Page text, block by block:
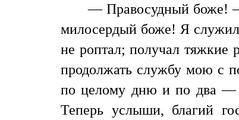
— Правосудный боже! —
милосердый боже! Я служил
не роптал; получал тяжкие
продолжать службу мою с
по целому дню и по два —
Теперь услыши, благий